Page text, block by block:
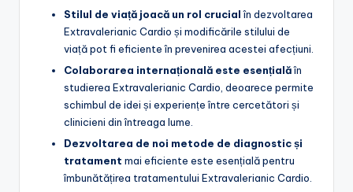
Stilul de viață joacă un rol crucialîn dezvoltarea
Extravalerianic Cardio și modificările stilului de
viață pot fi eficiente în prevenirea acestei afecțiuni.
Colaborarea internațională este esențialăîn
studierea Extravalerianic Cardio, deoarece permite
schimbul de idei și experiențe între cercetători și
clinicieni din întreaga lume.
Dezvoltarea de noi metode de diagnostic și
tratament mai eficiente este esențială pentru
îmbunătățirea tratamentului Extravalerianic Cardio.